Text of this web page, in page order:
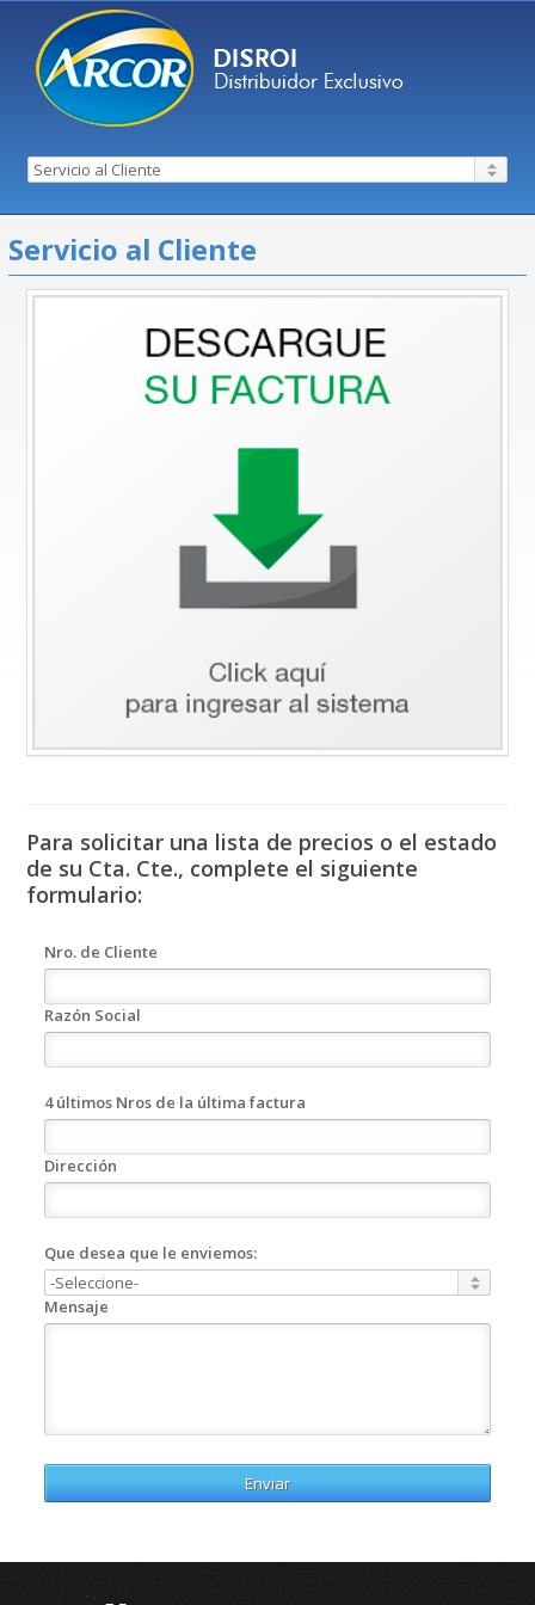
Servicio al Cliente
Para solicitar una lista de precios o el estado
de su Cta. Cte., complete el siguiente
formulario:
Nro. de Cliente
Razón Social
4 últimos Nros de la última factura
Dirección
Que desea que le enviemos:
Mensaje